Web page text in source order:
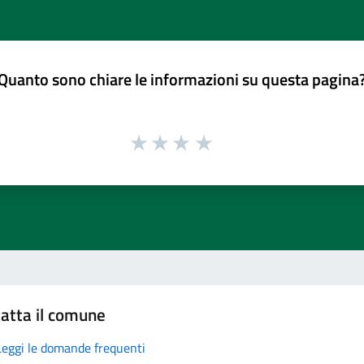
sono chiare le informazioni su questa
il comune
le domande frequenti